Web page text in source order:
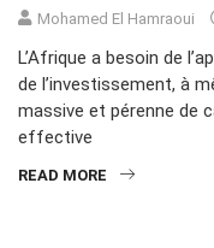
Mohamed El Hamraoui
L’Afrique a besoin de
de l’investissement, à
massive et pérenne de
effective
READ MORE